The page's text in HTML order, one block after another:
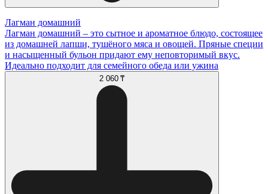
Лагман домашний
Лагман домашний – это сытное и ароматное блюдо, состоящее
из домашней лапши, тушёного мяса и овощей. Пряные специи
и насыщенный бульон придают ему неповторимый вкус.
Идеально подходит для семейного обеда или ужина
2 060 ₸